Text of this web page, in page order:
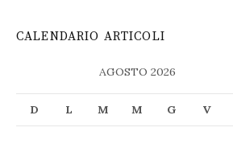
CALENDARIO ARTICOLI
AGOSTO 2026
D L M M G V